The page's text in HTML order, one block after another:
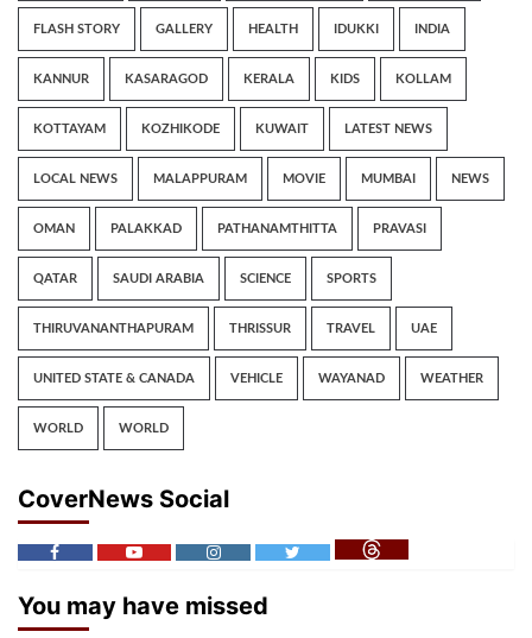
FLASH STORY GALLERY HEALTH IDUKKI INDIA
KANNUR KASARAGOD KERALA KIDS KOLLAM
KOTTAYAM KOZHIKODE KUWAIT LATEST NEWS
LOCAL NEWS MALAPPURAM MOVIE MUMBAI NEWS
OMAN PALAKKAD PATHANAMTHITTA PRAVASI
QATAR SAUDI ARABIA SCIENCE SPORTS
THIRUVANANTHAPURAM THRISSUR TRAVEL UAE
UNITED STATE & CANADA VEHICLE WAYANAD WEATHER
WORLD WORLD
CoverNews Social
You may have missed